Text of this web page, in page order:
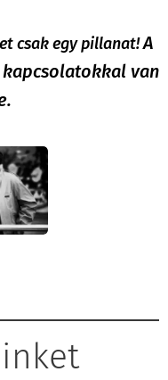
csak egy pillanat!A
van